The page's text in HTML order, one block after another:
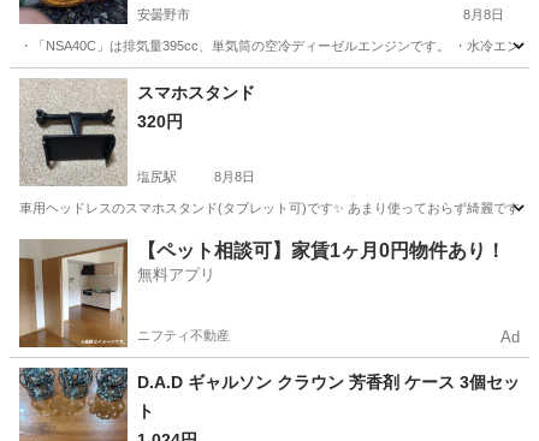
安曇野市 8月8日
・「NSA40C」は排気量395cc、単気筒の空冷ディーゼルエンジンです。 ・水冷エン
長野 安曇野市 その他 YANMAR
スマホスタンド
320円
塩尻駅 8月8日
車用ヘッドレスのスマホスタンド(タブレット可)です✨ あまり使っておらず綺麗です
塩尻市 塩尻駅 アクセサリー
【ペット相談可】家賃1ヶ月0円物件あり！
無料アプリ
ニフティ不動産 Ad
D.A.D ギャルソン クラウン 芳香剤 ケース 3個セッ
ト